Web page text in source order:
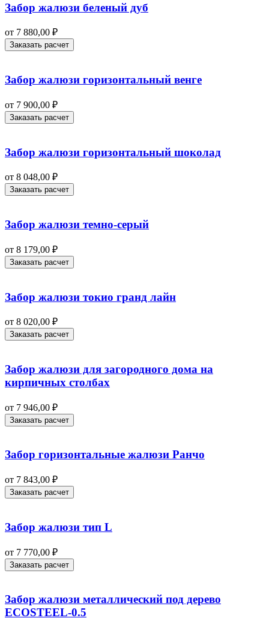
Забор жалюзи беленый дуб
от 7 880,00 ₽
Заказать расчет
Забор жалюзи горизонтальный венге
от 7 900,00 ₽
Заказать расчет
Забор жалюзи горизонтальный шоколад
от 8 048,00 ₽
Заказать расчет
Забор жалюзи темно-серый
от 8 179,00 ₽
Заказать расчет
Забор жалюзи токио гранд лайн
от 8 020,00 ₽
Заказать расчет
Забор жалюзи для загородного дома на
кирпичных столбах
от 7 946,00 ₽
Заказать расчет
Забор горизонтальные жалюзи Ранчо
от 7 843,00 ₽
Заказать расчет
Забор жалюзи тип L
от 7 770,00 ₽
Заказать расчет
Забор жалюзи металлический под дерево
ECOSTEEL-0.5